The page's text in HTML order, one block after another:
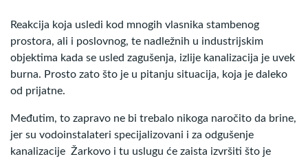
Reakcija koja usledi kod mnogih vlasnika stambenog
prostora, ali i poslovnog, te nadležnih u industrijskim
objektima kada se usled zagušenja, izlije kanalizacija je uvek
burna. Prosto zato što je u pitanju situacija, koja je daleko
od prijatne.
Međutim, to zapravo ne bi trebalo nikoga naročito da brine,
jer su vodoinstalateri specijalizovani i za odgušenje
kanalizacije Žarkovo i tu uslugu će zaista izvršiti što je